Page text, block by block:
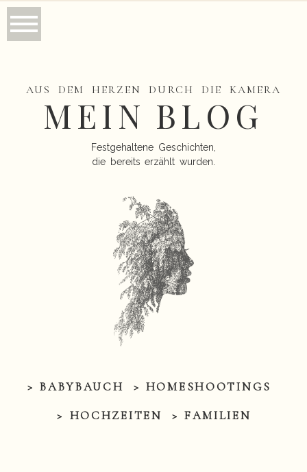
AUS DEM HERZEN DURCH DIE KAMERA
MEIN BLOG
Festgehaltene Geschichten,
die bereits erzählt wurden.
> BABYBAUCH
> HOMESHOOTINGS
> HOCHZEITEN
> FAMILIEN